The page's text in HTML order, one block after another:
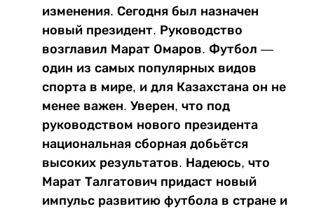
изменения. Сегодня был назначен
новый президент. Руководство
возглавил Марат Омаров. Футбол —
один из самых популярных видов
спорта в мире, и для Казахстана он не
менее важен. Уверен, что под
руководством нового президента
национальная сборная добьётся
высоких результатов. Надеюсь, что
Марат Талгатович придаст новый
импульс развитию футбола в стране и